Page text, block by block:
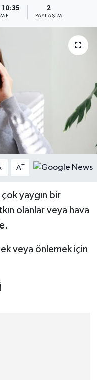
10:35 2
PAYLAŞIM
- A+
çok yaygın bir
olanlar veya hava
veya önlemek için